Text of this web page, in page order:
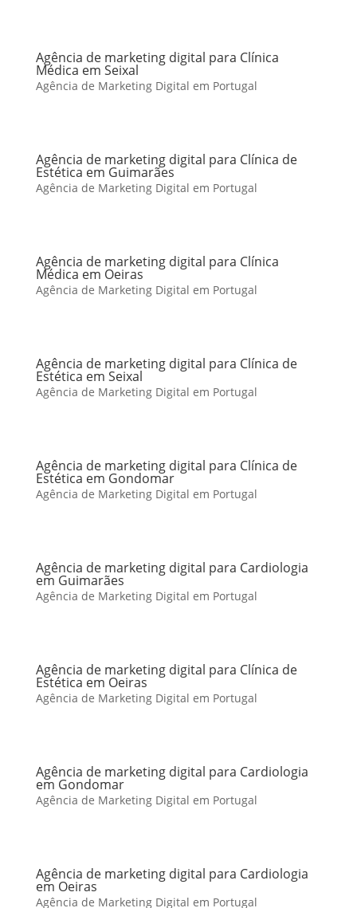
Agência de marketing digital para Clínica
Médica em Seixal
Agência de Marketing Digital em Portugal
Agência de marketing digital para Clínica de
Estética em Guimarães
Agência de Marketing Digital em Portugal
Agência de marketing digital para Clínica
Médica em Oeiras
Agência de Marketing Digital em Portugal
Agência de marketing digital para Clínica de
Estética em Seixal
Agência de Marketing Digital em Portugal
Agência de marketing digital para Clínica de
Estética em Gondomar
Agência de Marketing Digital em Portugal
Agência de marketing digital para Cardiologia
em Guimarães
Agência de Marketing Digital em Portugal
Agência de marketing digital para Clínica de
Estética em Oeiras
Agência de Marketing Digital em Portugal
Agência de marketing digital para Cardiologia
em Gondomar
Agência de Marketing Digital em Portugal
Agência de marketing digital para Cardiologia
em Oeiras
Agência de Marketing Digital em Portugal